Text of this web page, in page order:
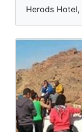
Herods